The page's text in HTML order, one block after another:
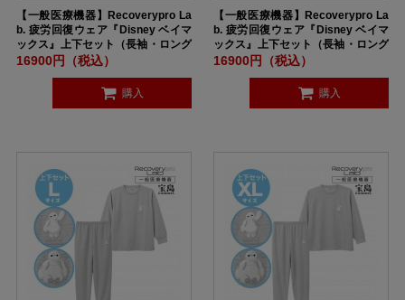
【一般医療機器】Recoverypro La
b. 疲労回復ウェア『Disney ベイマ
ックス』上下セット（長袖・ロング
パンツ）ユニセックス Mサイズ GR
16900円（税込）
購入
【一般医療機器】Recoverypro La
b. 疲労回復ウェア『Disney ベイマ
ックス』上下セット（長袖・ロング
パンツ）ユニセックス ゆったりMサ
16900円（税込）
購入